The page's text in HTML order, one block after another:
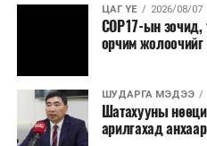
шийдвэртэйгээс
тэмдэглэлт өдөр,
Урьдчилан
тушаалтны
томилолт, гадаадын
ЦАГ ҮЕ 2026/08/07
COP17-ын
орчим жолоочийг
ШУДАРГА МЭДЭЭ
Шатахууны
арилгахад